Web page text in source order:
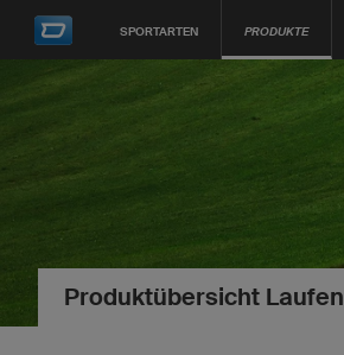
SPORTARTEN PRODUKTE
Produktübersicht Laufen